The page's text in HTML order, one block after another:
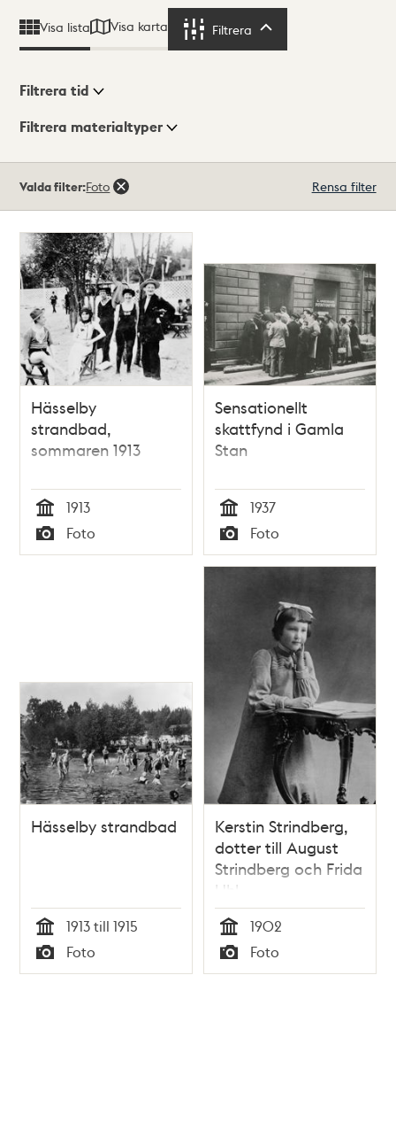
Visa lista Visa karta Filtrera
Visningsläge
Filtrera tid
Filtrera materialtyper
träffar
Valda filter:Foto Rensa filter
Hässelby
strandbad,
sommaren 1913
Tid
1913
Typ
Foto
Sensationellt
skattfynd i Gamla
Stan
Tid
1937
Typ
Foto
Hässelby strandbad
Tid
1913 till 1915
Typ
Foto
Kerstin Strindberg,
dotter till August
Strindberg och Frida
Uhl
Tid
1902
Typ
Foto